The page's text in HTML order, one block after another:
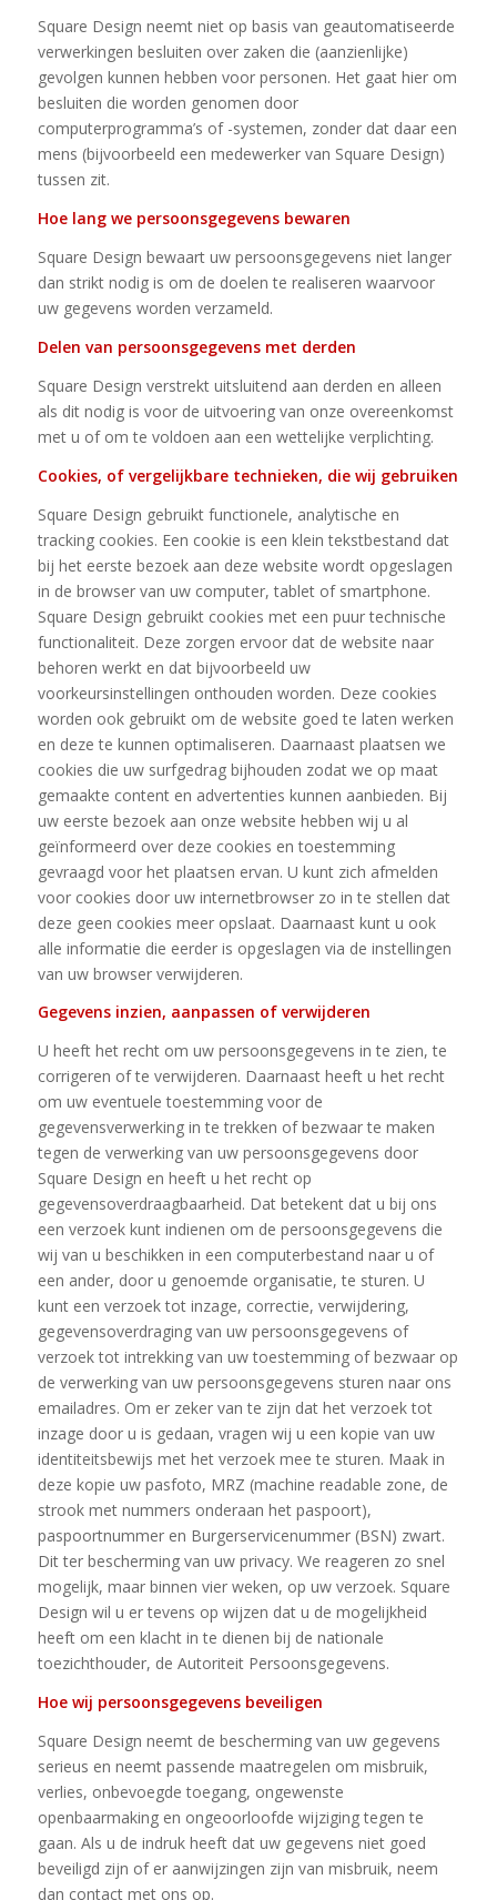
Square Design neemt niet op basis van geautomatiseerde
verwerkingen besluiten over zaken die (aanzienlijke)
gevolgen kunnen hebben voor personen. Het gaat hier om
besluiten die worden genomen door
computerprogramma’s of -systemen, zonder dat daar een
mens (bijvoorbeeld een medewerker van Square Design)
tussen zit.
Hoe lang we persoonsgegevens bewaren
Square Design bewaart uw persoonsgegevens niet langer
dan strikt nodig is om de doelen te realiseren waarvoor
uw gegevens worden verzameld.
Delen van persoonsgegevens met derden
Square Design verstrekt uitsluitend aan derden en alleen
als dit nodig is voor de uitvoering van onze overeenkomst
met u of om te voldoen aan een wettelijke verplichting.
Cookies, of vergelijkbare technieken, die wij gebruiken
Square Design gebruikt functionele, analytische en
tracking cookies. Een cookie is een klein tekstbestand dat
bij het eerste bezoek aan deze website wordt opgeslagen
in de browser van uw computer, tablet of smartphone.
Square Design gebruikt cookies met een puur technische
functionaliteit. Deze zorgen ervoor dat de website naar
behoren werkt en dat bijvoorbeeld uw
voorkeursinstellingen onthouden worden. Deze cookies
worden ook gebruikt om de website goed te laten werken
en deze te kunnen optimaliseren. Daarnaast plaatsen we
cookies die uw surfgedrag bijhouden zodat we op maat
gemaakte content en advertenties kunnen aanbieden. Bij
uw eerste bezoek aan onze website hebben wij u al
geïnformeerd over deze cookies en toestemming
gevraagd voor het plaatsen ervan. U kunt zich afmelden
voor cookies door uw internetbrowser zo in te stellen dat
deze geen cookies meer opslaat. Daarnaast kunt u ook
alle informatie die eerder is opgeslagen via de instellingen
van uw browser verwijderen.
Gegevens inzien, aanpassen of verwijderen
U heeft het recht om uw persoonsgegevens in te zien, te
corrigeren of te verwijderen. Daarnaast heeft u het recht
om uw eventuele toestemming voor de
gegevensverwerking in te trekken of bezwaar te maken
tegen de verwerking van uw persoonsgegevens door
Square Design en heeft u het recht op
gegevensoverdraagbaarheid. Dat betekent dat u bij ons
een verzoek kunt indienen om de persoonsgegevens die
wij van u beschikken in een computerbestand naar u of
een ander, door u genoemde organisatie, te sturen. U
kunt een verzoek tot inzage, correctie, verwijdering,
gegevensoverdraging van uw persoonsgegevens of
verzoek tot intrekking van uw toestemming of bezwaar op
de verwerking van uw persoonsgegevens sturen naar ons
emailadres. Om er zeker van te zijn dat het verzoek tot
inzage door u is gedaan, vragen wij u een kopie van uw
identiteitsbewijs met het verzoek mee te sturen. Maak in
deze kopie uw pasfoto, MRZ (machine readable zone, de
strook met nummers onderaan het paspoort),
paspoortnummer en Burgerservicenummer (BSN) zwart.
Dit ter bescherming van uw privacy. We reageren zo snel
mogelijk, maar binnen vier weken, op uw verzoek. Square
Design wil u er tevens op wijzen dat u de mogelijkheid
heeft om een klacht in te dienen bij de nationale
toezichthouder, de Autoriteit Persoonsgegevens.
Hoe wij persoonsgegevens beveiligen
Square Design neemt de bescherming van uw gegevens
serieus en neemt passende maatregelen om misbruik,
verlies, onbevoegde toegang, ongewenste
openbaarmaking en ongeoorloofde wijziging tegen te
gaan. Als u de indruk heeft dat uw gegevens niet goed
beveiligd zijn of er aanwijzingen zijn van misbruik, neem
dan contact met ons op.